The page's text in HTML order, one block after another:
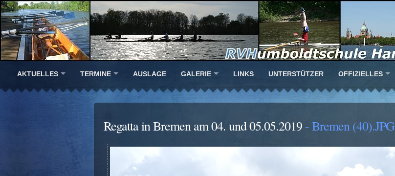
AKTUELLES TERMINE AUSLAGE GALERIE LINKS UNTERSTÜTZER OFFIZIELLES
Regatta in Bremen am 04. und 05.05.2019 - Bremen (40).JPG